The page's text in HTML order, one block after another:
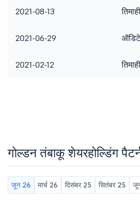
2021-08-13
2021-06-29
2021-02-12
गोल्डन तंबाकू शेयरहोल्डिंग
जून 26 मार्च 26 दिसंबर 25 सितंबर 25